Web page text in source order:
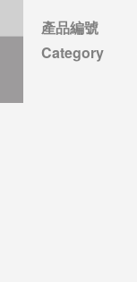
產品編號
Category